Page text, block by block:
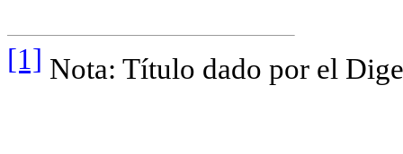
[1] Nota: Título dado por el